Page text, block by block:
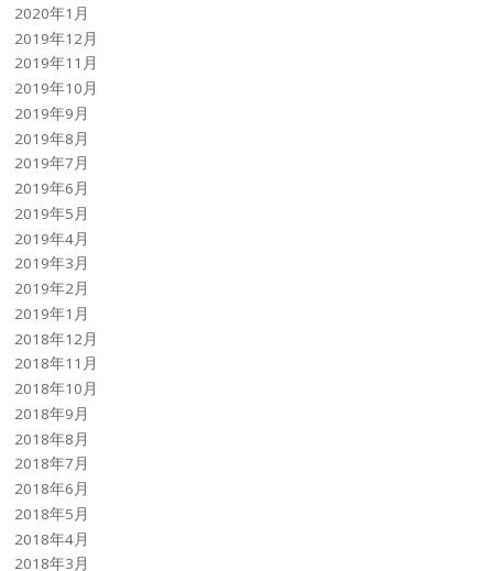
2020年1月
2019年12月
2019年11月
2019年10月
2019年9月
2019年8月
2019年7月
2019年6月
2019年5月
2019年4月
2019年3月
2019年2月
2019年1月
2018年12月
2018年11月
2018年10月
2018年9月
2018年8月
2018年7月
2018年6月
2018年5月
2018年4月
2018年3月